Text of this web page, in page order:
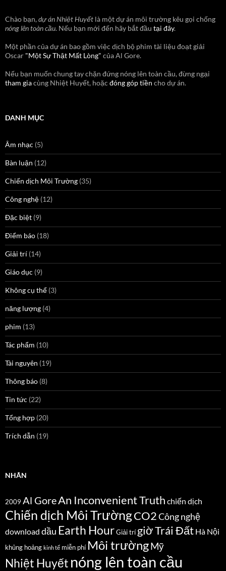
Chào bạn,dự án Nhiệt Huyết là một dự án môi trường kêu gọi chống
nóng lên toàn cầu. Nếu bạn mới đến hãy bắt đầu tại đây.
Một phần của dự án bao gồm việc dịch bộ phim tài liệu đoạt giải
Oscar "Một Sự Thật Mất Lòng" của Al Gore.
Nếu bạn muốn chung tay chặn đứng nóng lên toàn cầu, đừng ngại
tham giacùng Nhiệt Huyết, hoặc đóng góp tiền cho dự án.
DANH MỤC
Âm nhạc (5)
Bàn luận (12)
Chiến dịch Môi Trường (35)
Công nghệ (12)
Đặc biệt (9)
Điểm báo (18)
Giải trí (14)
Giáo dục (9)
Không cụ thể (3)
năng lượng (4)
phim (13)
Tác phẩm (10)
Tài nguyên (19)
Thông báo (8)
Tin tức (22)
Tổng hợp (20)
Trích dẫn (19)
NHÃN
2009 Al GoreAn Inconvenient Truth chiến dịch
Chiến dịch Môi TrườngCO2Công nghệ
download dầu Earth HourGiải trí giờ Trái Đất Hà Nội
khủng hoảng kinh tế miễn phí Môi trườngMỹ
Nhiệt Huyết nóng lên toàn cầu